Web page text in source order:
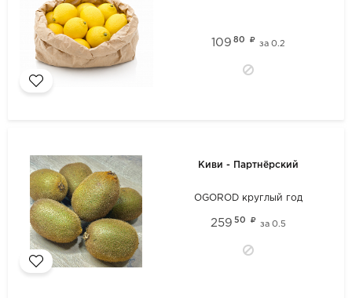
109 80 за0.2
Киви - Партнёрский
OGOROD круглый год
259 50 за0.5